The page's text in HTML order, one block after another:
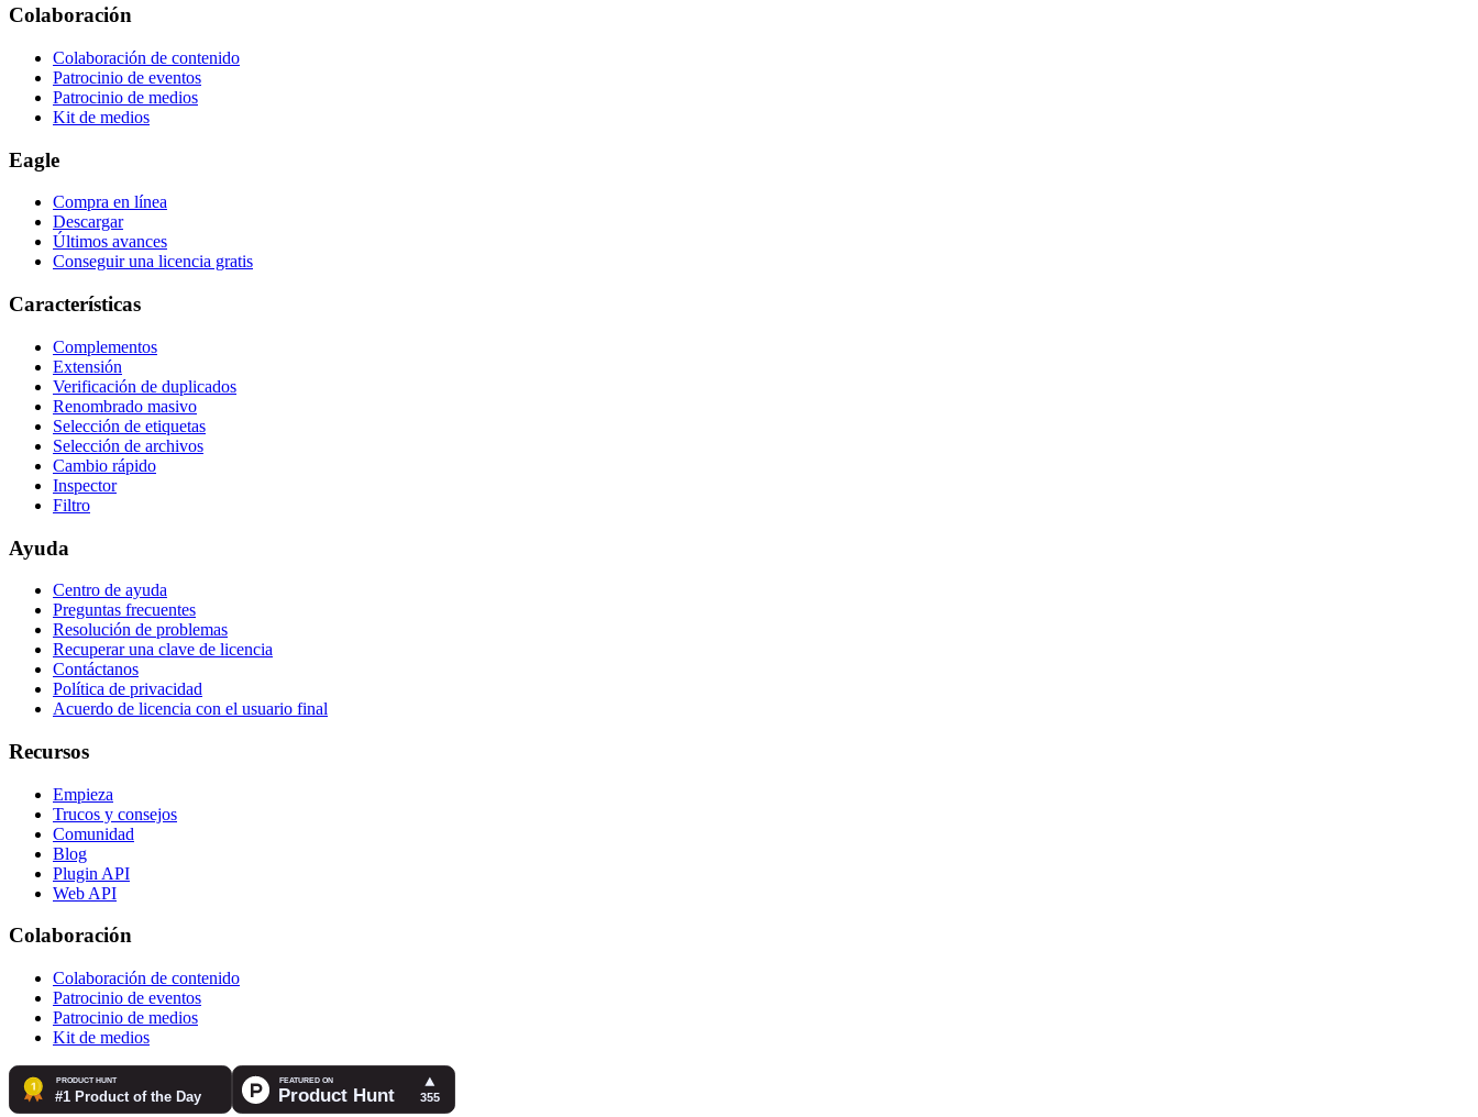
Colaboración
Colaboración de contenido
Patrocinio de eventos
Patrocinio de medios
Kit de medios
Eagle
Compra en línea
Descargar
Últimos avances
Conseguir una licencia gratis
Características
Complementos
Extensión
Verificación de duplicados
Renombrado masivo
Selección de etiquetas
Selección de archivos
Cambio rápido
Inspector
Filtro
Ayuda
Centro de ayuda
Preguntas frecuentes
Resolución de problemas
Recuperar una clave de licencia
Contáctanos
Política de privacidad
Acuerdo de licencia con el usuario final
Recursos
Empieza
Trucos y consejos
Comunidad
Blog
Plugin API
Web API
Colaboración
Colaboración de contenido
Patrocinio de eventos
Patrocinio de medios
Kit de medios